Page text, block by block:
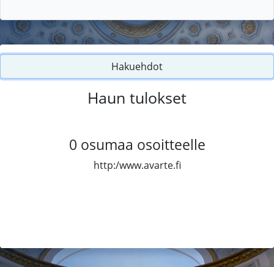
Hakuehdot
Haun tulokset
0 osumaa osoitteelle
http:/www.avarte.fi